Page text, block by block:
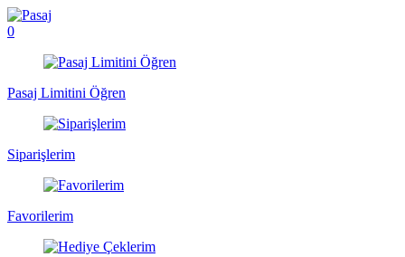
0
Pasaj Limitini Öğren
Siparişlerim
Favorilerim